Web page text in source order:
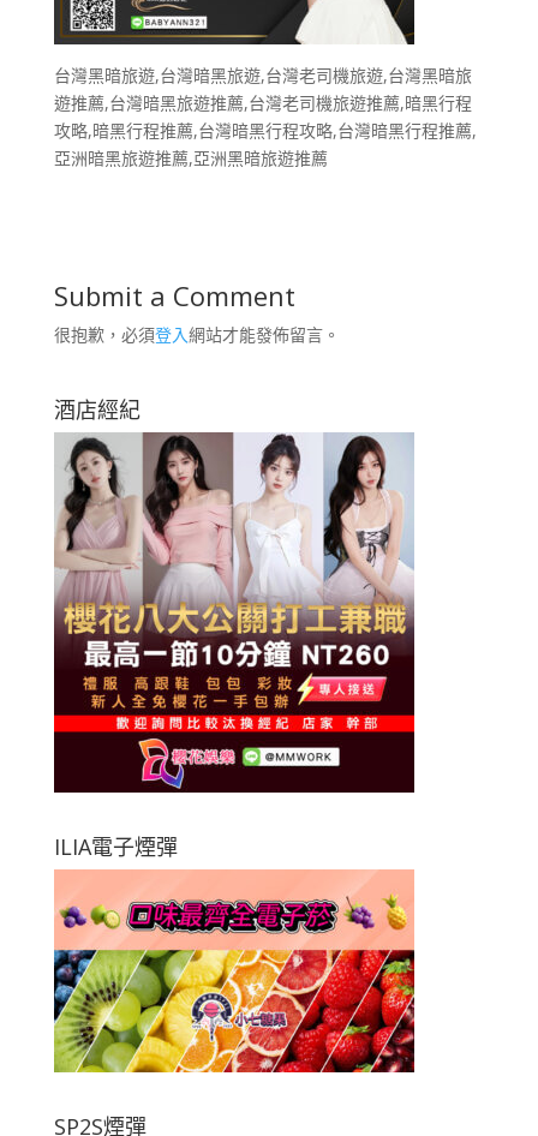
台灣黑暗旅遊,台灣暗黑旅遊,台灣老司機旅遊,台灣黑暗旅
遊推薦,台灣暗黑旅遊推薦,台灣老司機旅遊推薦,暗黑行程
攻略,暗黑行程推薦,台灣暗黑行程攻略,台灣暗黑行程推薦,
亞洲暗黑旅遊推薦,亞洲黑暗旅遊推薦
Submit a Comment
很抱歉，必須登入網站才能發佈留言。
酒店經紀
ILIA電子煙彈
SP2S煙彈